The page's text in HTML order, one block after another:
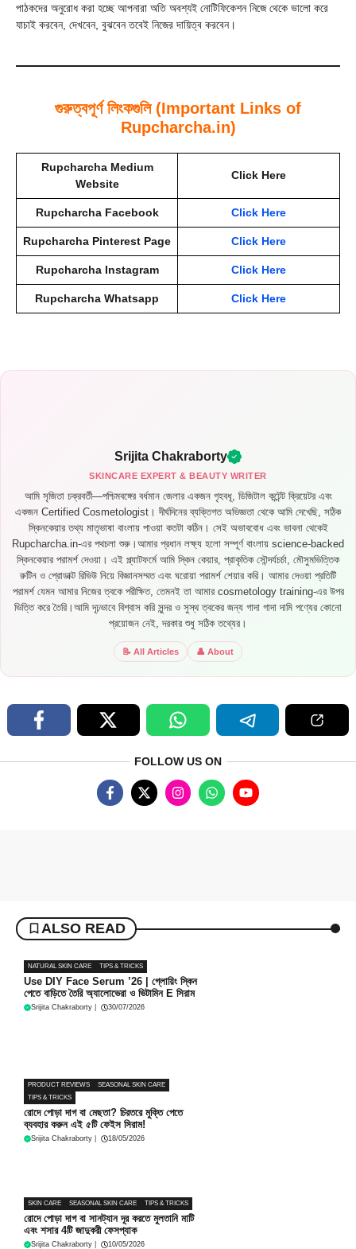
পাঠকদের অনুরোধ করা হচ্ছে আপনারা অতি অবশ্যই নোটিফিকেশন নিজে থেকে ভালো করে
যাচাই করবেন, দেখবেন, বুঝবেন তবেই নিজের দায়িত্ব করবেন।
গুরুত্বপূর্ণ লিংকগুলি (Important Links of
Rupcharcha.in)
Rupcharcha Medium
Website
Click Here
Rupcharcha Facebook Click Here
Rupcharcha Pinterest Page Click Here
Rupcharcha Instagram Click Here
Rupcharcha Whatsapp Click Here
Srijita Chakraborty
SKINCARE EXPERT & BEAUTY WRITER
আমি সৃজিতা চক্রবর্তী—পশ্চিমবঙ্গের বর্ধমান জেলার একজন গৃহবধূ, ডিজিটাল কন্টেন্ট ক্রিয়েটর এবং
একজন Certified Cosmetologist। দীর্ঘদিনের ব্যক্তিগত অভিজ্ঞতা থেকে আমি দেখেছি, সঠিক
স্কিনকেয়ার তথ্য মাতৃভাষা বাংলায় পাওয়া কতটা কঠিন। সেই অভাববোধ এবং ভাবনা থেকেই
Rupcharcha.in-এর পথচলা শুরু।আমার প্রধান লক্ষ্য হলো সম্পূর্ণ বাংলায় science-backed
স্কিনকেয়ার পরামর্শ দেওয়া। এই প্ল্যাটফর্মে আমি স্কিন কেয়ার, প্রাকৃতিক সৌন্দর্যচর্চা, মৌসুমভিত্তিক
রুটিন ও প্রোডাক্ট রিভিউ নিয়ে বিজ্ঞানসম্মত এবং ঘরোয়া পরামর্শ শেয়ার করি। আমার দেওয়া প্রতিটি
পরামর্শ যেমন আমার নিজের ত্বকে পরীক্ষিত, তেমনই তা আমার cosmetology training-এর উপর
ভিত্তি করে তৈরি।আমি দৃঢ়ভাবে বিশ্বাস করি সুন্দর ও সুস্থ ত্বকের জন্য গাদা গাদা দামি পণ্যের কোনো
প্রয়োজন নেই, দরকার শুধু সঠিক তথ্যের।
📝 All Articles 👤 About
FOLLOW US ON
ALSO READ
NATURAL SKIN CARE TIPS & TRICKS
Use DIY Face Serum ’26 | গ্লোয়িং স্কিন
পেতে বাড়িতে তৈরি অ্যালোভেরা ও ভিটামিন E সিরাম
Srijita Chakraborty 30/07/2026
PRODUCT REVIEWS
SEASONAL SKIN CARE
TIPS & TRICKS
রোদে পোড়া দাগ বা মেছতা? চিরতরে মুক্তি পেতে
ব্যবহার করুন এই ৫টি ফেইস সিরাম!
Srijita Chakraborty 18/05/2026
SKIN CARE SEASONAL SKIN CARE TIPS & TRICKS
রোদে পোড়া দাগ বা সানট্যান দূর করতে মুলতানি মাটি
এবং শসার 4টি জাদুকরী ফেসপ্যাক
Srijita Chakraborty 10/05/2026